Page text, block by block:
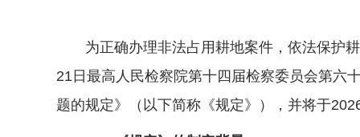
为正确办理非法占用耕地案件，依法保护耕
21日最高人民检察院第十四届检察委员会第六
题的规定》（以下简称《规定》），并将于